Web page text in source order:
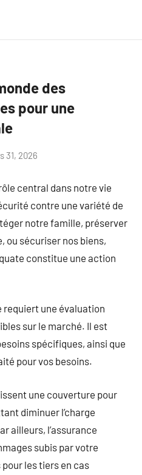
des
pour une
31, 2026
central dans notre vie
contre une variété de
notre famille, préserver
ou sécuriser nos biens,
constitue une action
requiert une évaluation
sur le marché. Il est
spécifiques, ainsi que
pour vos besoins.
une couverture pour
diminuer l’charge
ailleurs, l’assurance
subis par votre
les tiers en cas